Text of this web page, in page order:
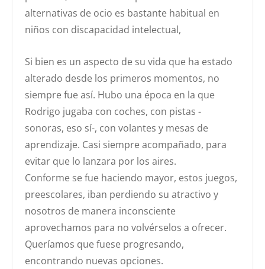
alternativas de ocio es bastante habitual en
niños con discapacidad intelectual,
Si bien es un aspecto de su vida que ha estado
alterado desde los primeros momentos, no
siempre fue así. Hubo una época en la que
Rodrigo jugaba con coches, con pistas -
sonoras, eso sí-, con volantes y mesas de
aprendizaje. Casi siempre acompañado, para
evitar que lo lanzara por los aires.
Conforme se fue haciendo mayor, estos juegos,
preescolares, iban perdiendo su atractivo y
nosotros de manera inconsciente
aprovechamos para no volvérselos a ofrecer.
Queríamos que fuese progresando,
encontrando nuevas opciones.